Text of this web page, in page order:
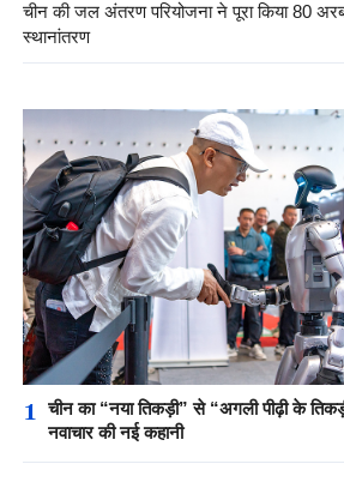
चीन की जल अंतरण परियोजना ने पूरा किया 80
स्थानांतरण
1
चीन का “नया तिकड़ी” से “अगली पीढ़ी के
नवाचार की नई कहानी